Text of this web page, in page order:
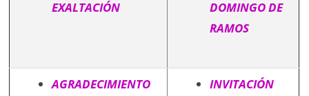
EXALTACIÓN
DOMINGO DE
RAMOS
AGRADECIMIENTO
INVITACIÓN